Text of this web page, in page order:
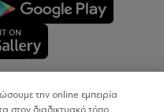
2026
την online εμπειρία